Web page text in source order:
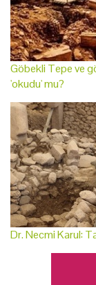
Göbekli Tepe ve
'okudu' mu?
Dr. Necmi Karul: